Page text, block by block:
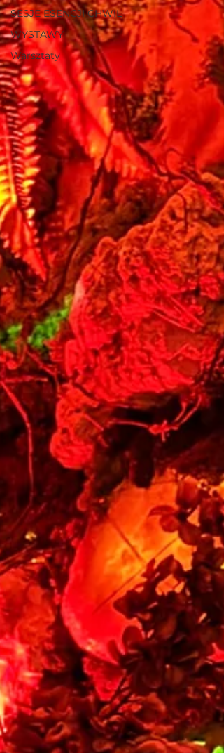
SESJE ESENCJI CHWIL
WYSTAWY
Warsztaty